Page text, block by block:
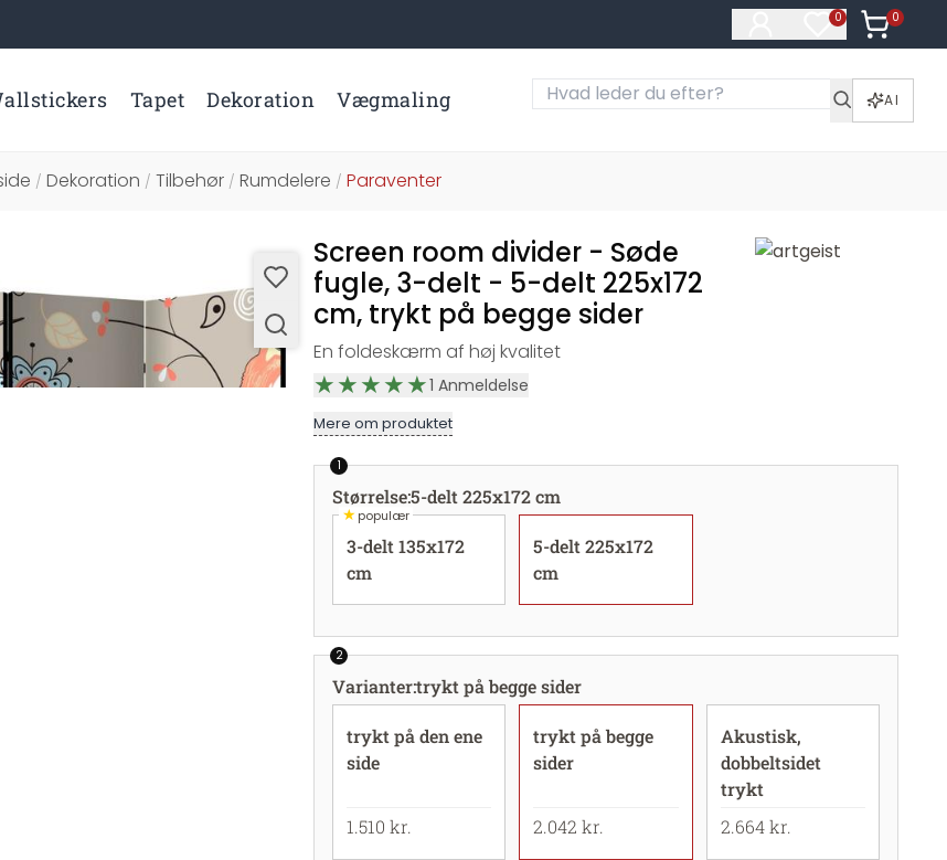
0
Varer på
0
Varer i
Tapet Dekoration Vægmaling AI
/ Dekoration / Tilbehør/ Rumdelere / Paraventer
Screen room divider - Søde
fugle, 3-delt - 5-delt 225x172
cm, trykt på begge sider
En foldeskærm af høj kvalitet
1 Anmeldelse
Mere om produktet
1
Størrelse:5-delt 225x172 cm
★populær
3-delt 135x172
cm
5-delt 225x172
cm
2
Varianter:trykt på begge sider
trykt på den ene
side
1.510 kr.
trykt på begge
sider
2.042 kr.
Akustisk,
dobbeltsidet
trykt
2.664 kr.